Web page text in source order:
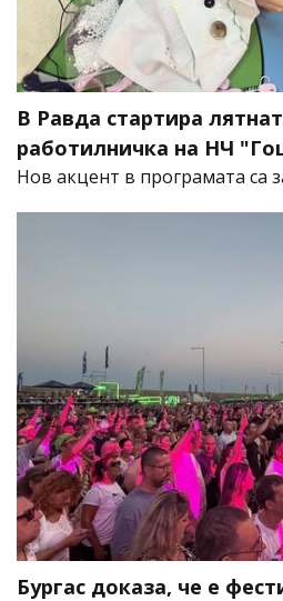
В Равда стартира
работилничка на НЧ
Нов акцент в програмата са
Бургас доказа, че е